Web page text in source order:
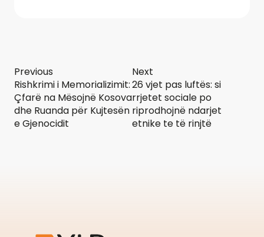
Previous
Rishkrimi i Memorializimit:
Çfarë na Mësojnë Kosova
dhe Ruanda për Kujtesën
e Gjenocidit
Next
26 vjet pas luftës: si
rrjetet sociale po
riprodhojnë ndarjet
etnike te të rinjtë